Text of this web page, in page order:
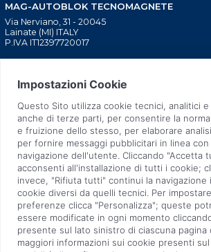
MAG-AUTOBLOK TECNOMAGNETE
Via Nerviano, 31 - 20045
Lainate (MI) ITALY
P.IVA IT12397720017
CHI SIAMO
TECNOLOGIA BREVETTATA
TECNOLOGIA SOSTENIBILE
RETE COMMERCIALE
NEWS
FIERE
QUALITÀ
LAVORA CON NOI
UTENSILI
VENDITA